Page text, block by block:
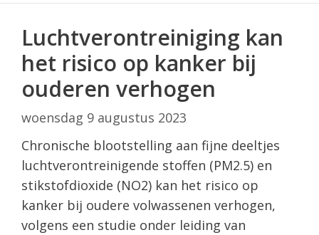
Luchtverontreiniging kan
het risico op kanker bij
ouderen verhogen
woensdag 9 augustus 2023
Chronische blootstelling aan fijne deeltjes
luchtverontreinigende stoffen (PM2.5) en
stikstofdioxide (NO2) kan het risico op
kanker bij oudere volwassenen verhogen,
volgens een studie onder leiding van